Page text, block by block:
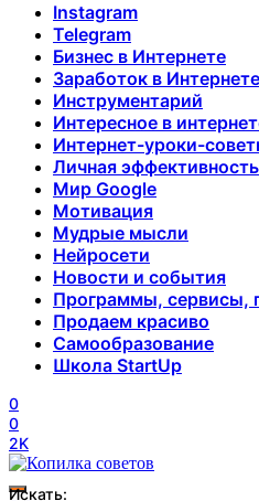
Instagram
Telegram
Бизнес в Интернете
Заработок в Интернете
Инструментарий
Интересное в
Интернет-уроки-
Личная эффективность
Мир Google
Мотивация
Мудрые мысли
Нейросети
Новости и события
Программы, сервисы,
Продаем красиво
Самообразование
Школа StartUp
0
0
2K
Искать: